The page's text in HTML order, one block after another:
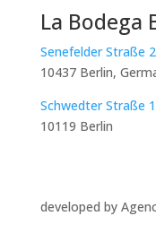
La Bodega
Senefelder Straße
10437 Berlin,
Schwedter Straße
10119 Berlin
developed by